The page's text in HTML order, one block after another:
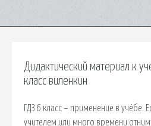
Дидактический материал к
класс виленкин
ГДЗ 6 класс – применение в учёбе.
учителем или много времени